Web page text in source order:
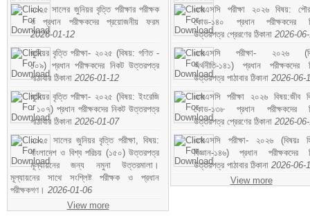
২০২৫ সালের জুনিয়র বৃত্তি পরীক্ষার পরীক্ষক
ও প্রধান পরীক্ষকদের প্রয়োজনীয় ফরম
2026-01-12
জুনিয়র বৃত্তি পরীক্ষা- ২০২৫ (বিষয়: গণিত -
১০৯) প্রধান পরীক্ষকদের নিকট উত্তরপত্র
পাঠাবার ঠিকানা 2026-01-12
জুনিয়র বৃত্তি পরীক্ষা- ২০২৫ (বিষয়: ইংরেজি
- ১০৭) প্রধান পরীক্ষকদের নিকট উত্তরপত্র
পাঠাবার ঠিকানা 2026-01-07
২০২৫ সালের জুনিয়র বৃত্তি পরীক্ষা, বিষয়:
বাংলাদেশ ও বিশ্ব পরিচয় (১৫০) উত্তরপত্র
মূল্যায়নের জন্য নমুনা উত্তরমালা।
মূল্যায়নের সাথে সংশ্লিষ্ট পরীক্ষক ও প্রধান
পরীক্ষকগণ। 2026-01-06
View more
এসএসসি পরীক্ষা ২০২৬ বিষয়:
কোড-১৪০ প্রধান পরীক্ষকদের
উত্তরপত্র প্রেরণের ঠিকানা 2026-
এসএসসি পরীক্ষা- ২০২৬
অর্থনীতি-১৪১) প্রধান পরীক্ষকদের
উত্তরপত্র পাঠাবার ঠিকানা 2026-06-
এসএসসি পরীক্ষা ২০২৬ বিষয়:জীব
কোড-১৩৮ প্রধান পরীক্ষকদের
উত্তরপত্র প্রেরণের ঠিকানা 2026-
এসএসসি পরীক্ষা- ২০২৬ (বিষয়ঃ
বিজ্ঞান-১৪৬) প্রধান পরীক্ষকদের
উত্তরপত্র পাঠাবার ঠিকানা 2026-06-
View more